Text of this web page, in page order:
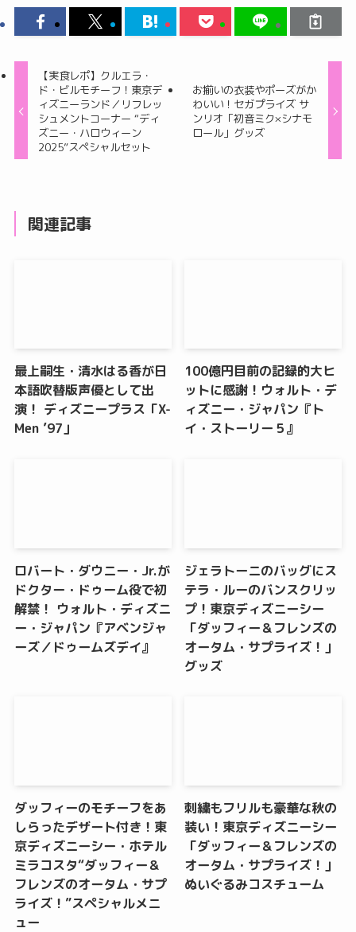
【実食レポ】クルエラ・
ド・ビルモチーフ！東京デ
ィズニーランド／リフレッ
シュメントコーナー “ディ
ズニー・ハロウィーン
2025”スペシャルセット
お揃いの衣装やポーズがか
わいい！セガプライズ サ
ンリオ「初音ミク×シナモ
ロール」グッズ
関連記事
最上嗣生・清水はる香が日
本語吹替版声優として出
演！ ディズニープラス「X-
Men ’97」
100億円目前の記録的大ヒ
ットに感謝！ウォルト・デ
ィズニー・ジャパン『ト
イ・ストーリー５』
ロバート・ダウニー・Jr.が
ドクター・ドゥーム役で初
解禁！ ウォルト・ディズニ
ー・ジャパン『アベンジャ
ーズ／ドゥームズデイ』
ジェラトーニのバッグにス
テラ・ルーのバンスクリッ
プ！東京ディズニーシー
「ダッフィー＆フレンズの
オータム・サプライズ！」
グッズ
ダッフィーのモチーフをあ
しらったデザート付き！東
京ディズニーシー・ホテル
ミラコスタ“ダッフィー＆
フレンズのオータム・サプ
ライズ！”スペシャルメニ
ュー
刺繍もフリルも豪華な秋の
装い！東京ディズニーシー
「ダッフィー＆フレンズの
オータム・サプライズ！」
ぬいぐるみコスチューム